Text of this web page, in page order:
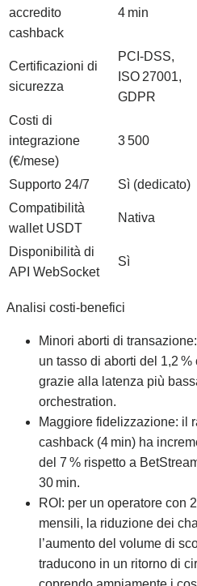
accredito
cashback
4 min
Certificazioni di
sicurezza
PCI‑DSS,
ISO 27001,
GDPR
Costi di
integrazione
(€/mese)
3 500
Supporto 24/7 Sì (dedicato)
Compatibilità
wallet USDT
Nativa
Disponibilità di
API WebSocket
Sì
Analisi costi‑benefici
Minori aborti di
un tasso di aborti del 1,2
grazie alla latenza più
orchestration.
Maggiore fidelizzazione: il
cashback (4 min) ha
del 7 % rispetto a
30 min.
ROI: per un operatore con
mensili, la riduzione dei
l’aumento del volume di
traducono in un ritorno di